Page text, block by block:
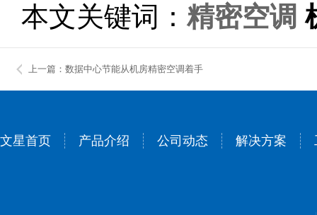
本文关键词： 精密空调
上一篇：数据中心节能从机房精密空调着手
文星首页 产品介绍 公司动态 解决方案